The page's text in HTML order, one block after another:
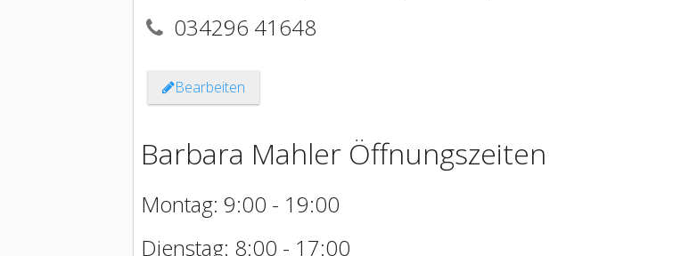
034296 41648
Bearbeiten
Barbara Mahler Öffnungszeiten
Montag: 9:00 - 19:00
Dienstag: 8:00 - 17:00